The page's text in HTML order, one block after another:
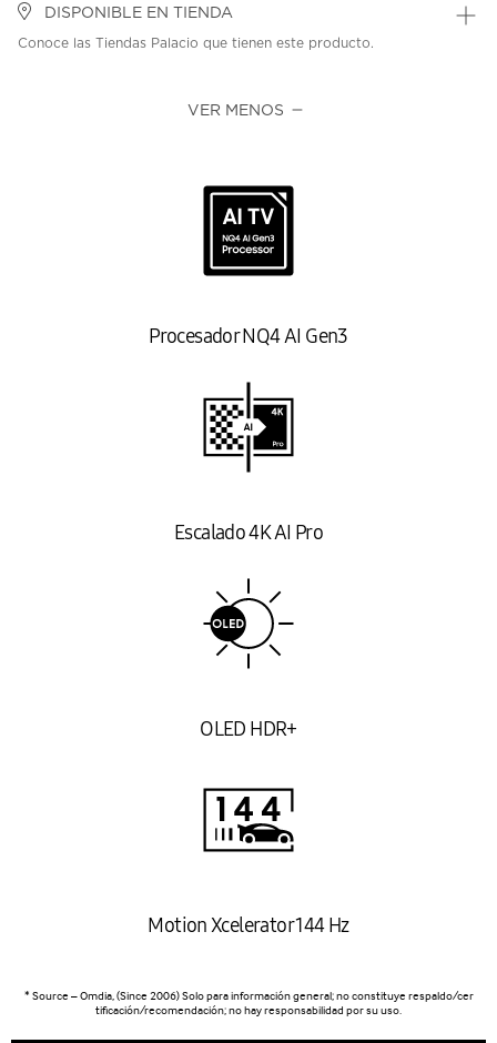
DISPONIBLE EN TIENDA
Conoce las Tiendas Palacio que tienen este producto.
VER MENOS
Procesador NQ4 AI Gen3
Escalado 4K AI Pro
OLED HDR+
Motion Xcelerator 144 Hz
* Source – Omdia, (Since 2006) Solo para información general; no constituye respaldo/cer
tificación/recomendación; no hay responsabilidad por su uso.